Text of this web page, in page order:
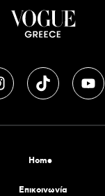
Home
Επικοινωνία